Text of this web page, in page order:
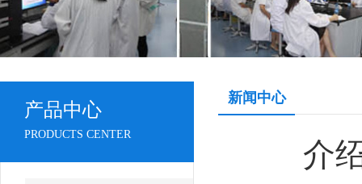
新闻中心
介
产品中心
PRODUCTS CENTER